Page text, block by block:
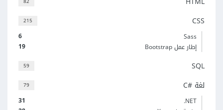
215 CSS
6
Sass
19
إطار عمل Bootstrap
59 SQL
79 لغة C#‎
31
‎.NET